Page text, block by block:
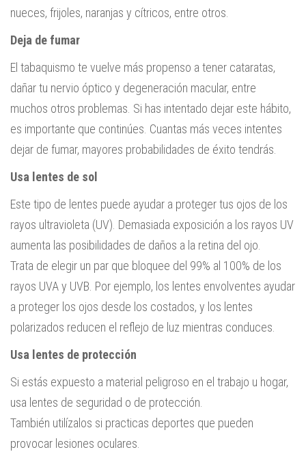
nueces, frijoles, naranjas y cítricos, entre otros.
Deja de fumar
El tabaquismo te vuelve más propenso a tener cataratas,
dañar tu nervio óptico y degeneración macular, entre
muchos otros problemas. Si has intentado dejar este hábito,
es importante que continúes. Cuantas más veces intentes
dejar de fumar, mayores probabilidades de éxito tendrás.
Usa lentes de sol
Este tipo de lentes puede ayudar a proteger tus ojos de los
rayos ultravioleta (UV). Demasiada exposición a los rayos UV
aumenta las posibilidades de daños a la retina del ojo.
Trata de elegir un par que bloquee del 99% al 100% de los
rayos UVA y UVB. Por ejemplo, los lentes envolventes ayudar
a proteger los ojos desde los costados, y los lentes
polarizados reducen el reflejo de luz mientras conduces.
Usa lentes de protección
Si estás expuesto a material peligroso en el trabajo u hogar,
usa lentes de seguridad o de protección.
También utilízalos si practicas deportes que pueden
provocar lesiones oculares.